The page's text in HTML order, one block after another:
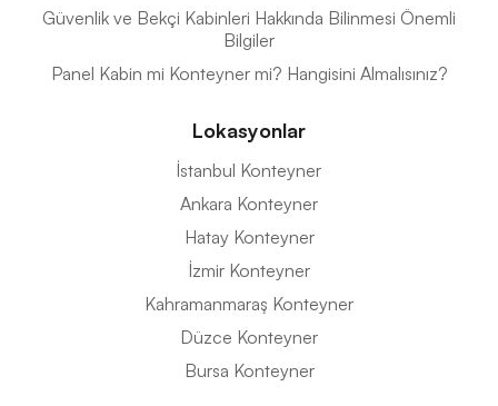
Güvenlik ve Bekçi Kabinleri Hakkında Bilinmesi Önemli
Bilgiler
Panel Kabin mi Konteyner mi? Hangisini Almalısınız?
Lokasyonlar
İstanbul Konteyner
Ankara Konteyner
Hatay Konteyner
İzmir Konteyner
Kahramanmaraş Konteyner
Düzce Konteyner
Bursa Konteyner